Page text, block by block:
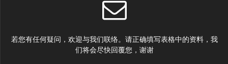
若您有任何疑问，欢迎与我们联络。请正确填写表格中的资料，我
们将会尽快回覆您，谢谢